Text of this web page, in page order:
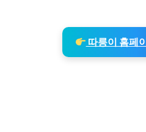
따릉이 홈페